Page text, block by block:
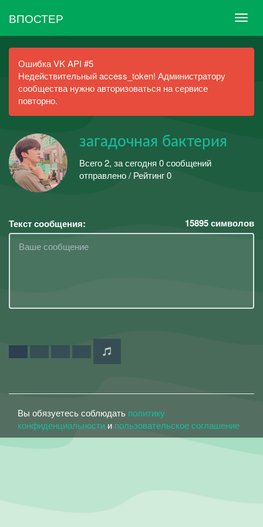
ВПОСТЕР
Ошибка VK API #5
Недействительный access_token! Администратору
сообщества нужно авторизоваться на сервисе
повторно.
загадочная бактерия
Всего 2, за сегодня 0 сообщений
отправлено / Рейтинг 0
Текст сообщения: 15895символов
Вы обязуетесь соблюдать политику
конфиденциальности и пользовательское соглашение